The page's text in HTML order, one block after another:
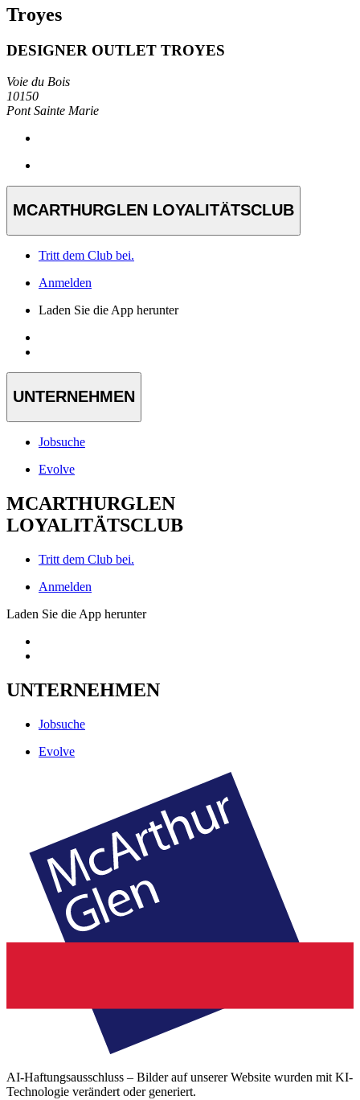
Troyes
DESIGNER OUTLET TROYES
Voie du Bois
10150
Pont Sainte Marie
MCARTHURGLEN LOYALITÄTSCLUB
Tritt dem Club bei.
Anmelden
Laden Sie die App herunter
UNTERNEHMEN
Jobsuche
Evolve
MCARTHURGLEN
LOYALITÄTSCLUB
Tritt dem Club bei.
Anmelden
Laden Sie die App herunter
UNTERNEHMEN
Jobsuche
Evolve
AI-Haftungsausschluss – Bilder auf unserer Website wurden mit KI-
Technologie verändert oder generiert.